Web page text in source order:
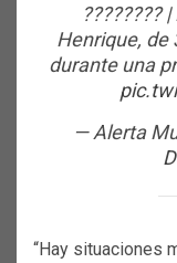
????????
Henrique, de
durante una
— Alerta
“Hay situaciones